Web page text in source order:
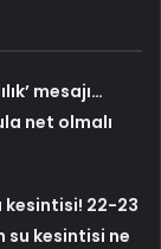
mesajı…
net olmalı
kesintisi! 22-23
su kesintisi ne